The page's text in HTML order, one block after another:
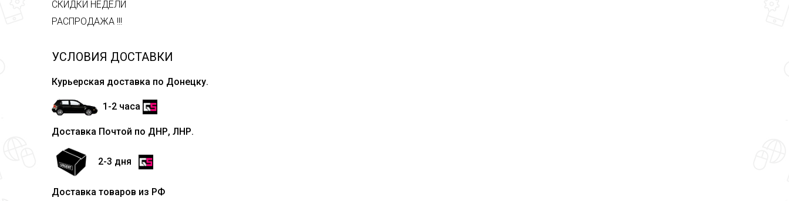
СКИДКИ НЕДЕЛИ
РАСПРОДАЖА !!!
УСЛОВИЯ ДОСТАВКИ
Курьерская доставка по Донецку.
1-2 часа
Доставка Почтой по ДНР, ЛНР.
2-3 дня
Доставка товаров из РФ